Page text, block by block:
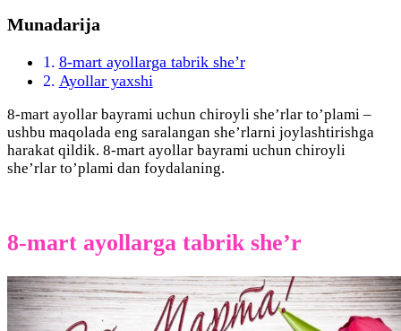
Munadarija
8-mart ayollarga tabrik she’r
Ayollar yaxshi
8-mart ayollar bayrami uchun chiroyli she’rlar to’plami –
ushbu maqolada eng saralangan she’rlarni joylashtirishga
harakat qildik. 8-mart ayollar bayrami uchun chiroyli
she’rlar to’plami dan foydalaning.
8-mart ayollarga tabrik she’r